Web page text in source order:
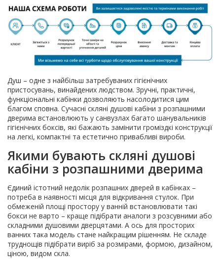
Душ – одне з найбільш затребуваних гігієнічних
пристосувань, винайдених людством. Зручні, практичні,
функціональні кабінки дозволяють насолодитися цим
благом сповна. Сучасні скляні душові кабіни з розпашними
дверима встановлюють у санвузлах багато шанувальників
гігієнічних боксів, які бажають замінити громіздкі конструкції
на легкі, компактні та естетично привабливі вироби.
Якими бувають скляні душові
кабіни з розпашними дверима
Єдиний істотний недолік розпашних дверей в кабінках –
потреба в наявності місця для відкривання стулок. При
обмеженій площі простору у ванній встановлювати такі
бокси не варто – краще підібрати аналоги з розсувними або
складними душовими дверцятами. А ось для просторих
ванних така модель стане найкращим рішенням. Не складе
труднощів підібрати виріб за розмірами, формою, дизайном,
ціною, видом скла.